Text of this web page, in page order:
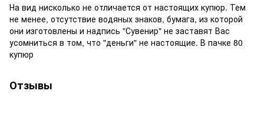
На вид нисколько не отличается от настоящих купюр. Тем
не менее, отсутствие водяных знаков, бумага, из которой
они изготовлены и надпись "Сувенир" не заставят Вас
усомниться в том, что "деньги" не настоящие. В пачке 80
купюр
Отзывы